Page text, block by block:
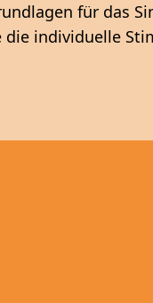
für das
individuelle